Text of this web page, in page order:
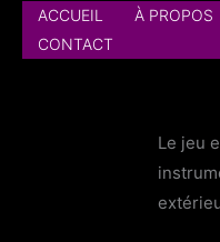
au
contenu
ACCUEIL À PROPOS
CONTACT
Le jeu